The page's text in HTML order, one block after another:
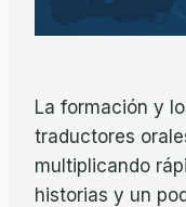
La formación y
traductores
multiplicando
historias y un